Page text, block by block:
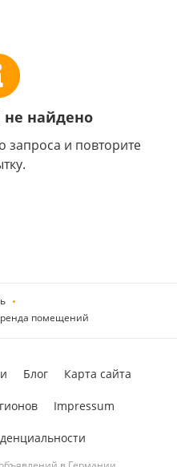
найдено
запроса и повторите
помещений
Блог Карта сайта
Impressum